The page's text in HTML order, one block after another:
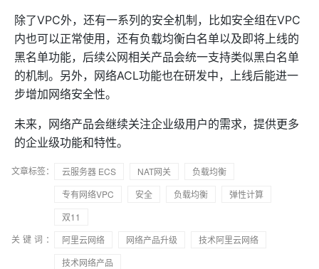
除了VPC外，还有一系列的安全机制，比如安全组在VPC
内也可以正常使用，还有负载均衡白名单以及即将上线的
黑名单功能，后续公网相关产品会统一支持类似黑白名单
的机制。另外，网络ACL功能也在研发中，上线后能进一
步增加网络安全性。
未来，网络产品会继续关注企业级用户的需求，提供更多
的企业级功能和特性。
文章标签： 云服务器 ECS NAT网关
负载均衡
专有网络VPC
安全 负载均衡
弹性计算
双11
关键词：
阿里云网络 网络产品升级
技术阿里云网络
技术网络产品